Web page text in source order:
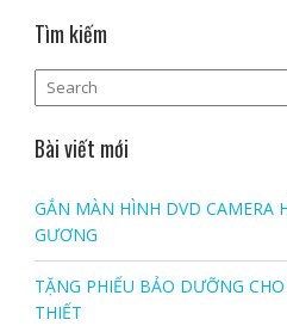
Tìm kiếm
Bài viết mới
GẮN MÀN HÌNH DVD CAMERA
GƯƠNG
TẶNG PHIẾU BẢO DƯỠNG
THIẾT